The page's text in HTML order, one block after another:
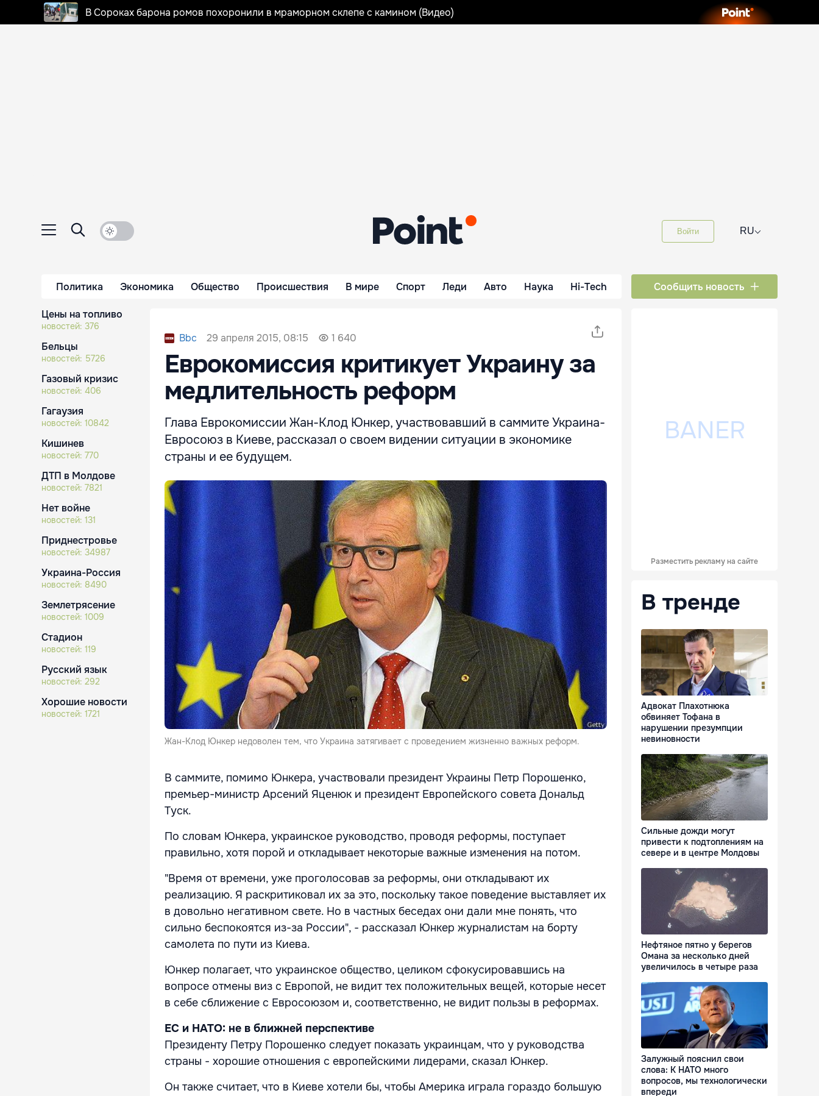
В Сороках барона ромов похоронили в мраморном склепе с камином (Видео)
Войти RU⌵
Политика Экономика Общество Происшествия В мире Спорт Леди Авто Наука Hi-Tech Сообщить новость
Цены на топливо
новостей: 376
Бельцы
новостей: 5726
Газовый кризис
новостей: 406
Гагаузия
новостей: 10842
Кишинев
новостей: 770
ДТП в Молдове
новостей: 7821
Нет войне
новостей: 131
Приднестровье
новостей: 34987
Украина-Россия
новостей: 8490
Землетрясение
новостей: 1009
Стадион
новостей: 119
Русский язык
новостей: 292
Хорошие новости
новостей: 1721
Bbc 29 апреля 2015, 08:15 1 640
Еврокомиссия критикует Украину за
медлительность реформ
Глава Еврокомиссии Жан-Клод Юнкер, участвовавший в саммите Украина-
Евросоюз в Киеве, рассказал о своем видении ситуации в экономике
страны и ее будущем.
Жан-Клод Юнкер недоволен тем, что Украина затягивает с проведением жизненно важных реформ.
В саммите, помимо Юнкера, участвовали президент Украины Петр Порошенко,
премьер-министр Арсений Яценюк и президент Европейского совета Дональд
Туск.
По словам Юнкера, украинское руководство, проводя реформы, поступает
правильно, хотя порой и откладывает некоторые важные изменения на потом.
"Время от времени, уже проголосовав за реформы, они откладывают их
реализацию. Я раскритиковал их за это, поскольку такое поведение выставляет их
в довольно негативном свете. Но в частных беседах они дали мне понять, что
сильно беспокоятся из-за России", - рассказал Юнкер журналистам на борту
самолета по пути из Киева.
Юнкер полагает, что украинское общество, целиком сфокусировавшись на
вопросе отмены виз с Европой, не видит тех положительных вещей, которые несет
в себе сближение с Евросоюзом и, соответственно, не видит пользы в реформах.
ЕС и НАТО: не в ближней перспективе
Президенту Петру Порошенко следует показать украинцам, что у руководства
страны - хорошие отношения с европейскими лидерами, сказал Юнкер.
Он также считает, что в Киеве хотели бы, чтобы Америка играла гораздо большую
Разместить рекламу на сайте
В тренде
Адвокат Плахотнюка
обвиняет Тофана в
нарушении презумпции
невиновности
Сильные дожди могут
привести к подтоплениям на
севере и в центре Молдовы
Нефтяное пятно у берегов
Омана за несколько дней
увеличилось в четыре раза
Залужный пояснил свои
слова: К НАТО много
вопросов, мы технологически
впереди